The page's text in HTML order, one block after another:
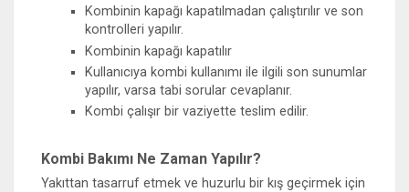
Kombinin kapağı kapatılmadan çalıştırılır ve son
kontrolleri yapılır.
Kombinin kapağı kapatılır
Kullanıcıya kombi kullanımı ile ilgili son sunumlar
yapılır, varsa tabi sorular cevaplanır.
Kombi çalışır bir vaziyette teslim edilir.
Kombi Bakımı Ne Zaman Yapılır?
Yakıttan tasarruf etmek ve huzurlu bir kış geçirmek için